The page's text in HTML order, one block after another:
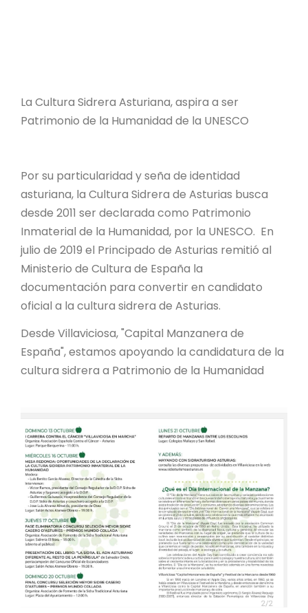
La Cultura Sidrera Asturiana, aspira a ser
Patrimonio de la Humanidad de la UNESCO
Por su particularidad y seña de identidad
asturiana, la Cultura Sidrera de Asturias busca
desde 2011 ser declarada como Patrimonio
Inmaterial de la Humanidad, por la UNESCO. En
julio de 2019 el Principado de Asturias remitió al
Ministerio de Cultura de España la
documentación para convertir en candidato
oficial a la cultura sidrera de Asturias.
Desde Villaviciosa, "Capital Manzanera de
España", estamos apoyando la candidatura de la
cultura sidrera a Patrimonio de la Humanidad